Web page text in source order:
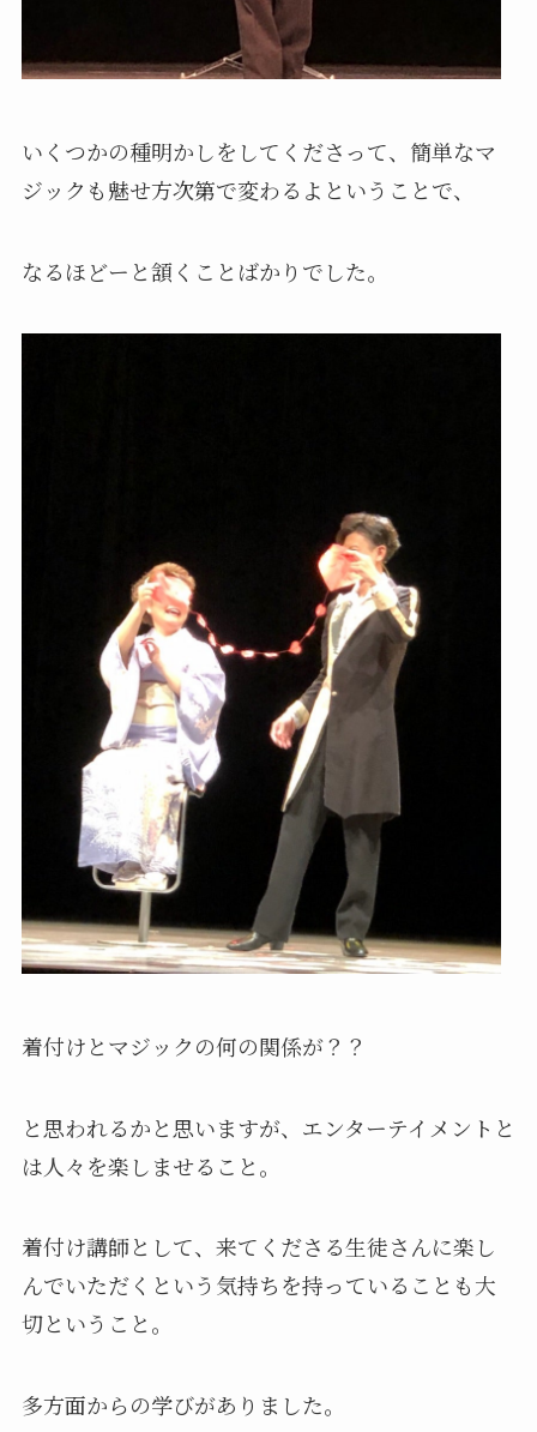
いくつかの種明かしをしてくださって、簡単なマ
ジックも魅せ方次第で変わるよということで、
なるほどーと頷くことばかりでした。
着付けとマジックの何の関係が？？
と思われるかと思いますが、エンターテイメントと
は人々を楽しませること。
着付け講師として、来てくださる生徒さんに楽し
んでいただくという気持ちを持っていることも大
切ということ。
多方面からの学びがありました。